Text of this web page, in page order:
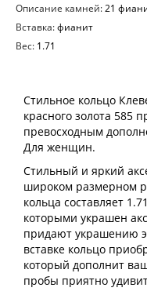
Описание камней:21
Вставка:фианит
Вес: 1.71
Стильное кольцо
красного золота 585
превосходным
Для женщин.
Стильный и яркий
широком размерном
кольца составляет
которыми украшен
придают украшению
вставке кольцо
который дополнит
пробы приятно